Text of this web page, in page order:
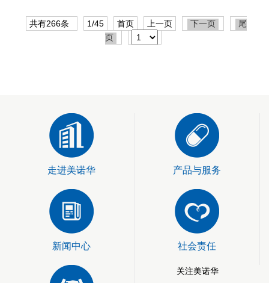
共有266条 1/45 首页 上一页 下一页
尾
页
走进美诺华 产品与服务
新闻中心 社会责任
关注美诺华